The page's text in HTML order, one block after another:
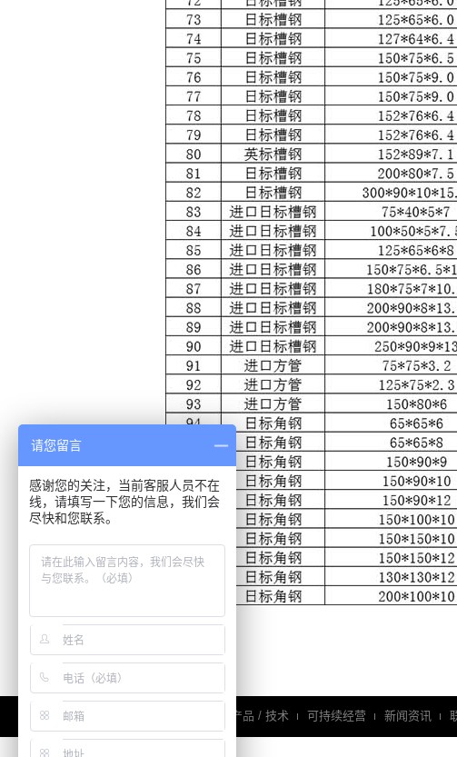
产品 / 技术 可持续经营 新闻资讯
请您留言
感谢您的关注，当前客服人员不在
线，请填写一下您的信息，我们会
尽快和您联系。